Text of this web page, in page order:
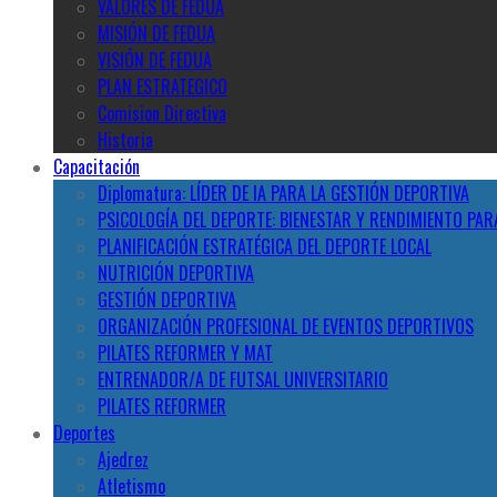
VALORES DE FEDUA
MISIÓN DE FEDUA
VISIÓN DE FEDUA
PLAN ESTRATEGICO
Comision Directiva
Historia
Capacitación
Diplomatura: LÍDER DE IA PARA LA GESTIÓN DEPORTIVA
PSICOLOGÍA DEL DEPORTE: BIENESTAR Y RENDIMIENTO
PLANIFICACIÓN ESTRATÉGICA DEL DEPORTE LOCAL
NUTRICIÓN DEPORTIVA
GESTIÓN DEPORTIVA
ORGANIZACIÓN PROFESIONAL DE EVENTOS DEPORTIVOS
PILATES REFORMER Y MAT
ENTRENADOR/A DE FUTSAL UNIVERSITARIO
PILATES REFORMER
Deportes
Ajedrez
Atletismo